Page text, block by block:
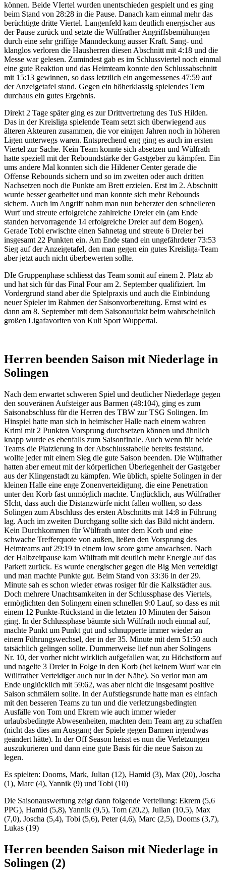
können. Beide VIertel wurden unentschieden gespielt und es ging
beim Stand von 28:28 in die Pause. Danach kam einmal mehr das
berüchtigte dritte Viertel. Langenfeld kam deutlich energischer aus
der Pause zurück und setzte die Wülfrather Angriffsbemühungen
durch eine sehr griffige Manndeckung ausser Kraft. Sang- und
klanglos verloren die Hausherren diesen Abschnitt mit 4:18 und die
Messe war gelesen. Zumindest gab es im Schlussviertel noch einmal
eine gute Reaktion und das Heimteam konnte den Schlussabschnitt
mit 15:13 gewinnen, so dass letztlich ein angemessenes 47:59 auf
der Anzeigetafel stand. Gegen ein höherklassig spielendes Tem
durchaus ein gutes Ergebnis.
Direkt 2 Tage später ging es zur Drittvertretung des TuS Hilden.
Das in der Kreisliga spielende Team setzt sich überwiegend aus
älteren Akteuren zusammen, die vor einigen Jahren noch in höheren
Ligen unterwegs waren. Entsprechend eng ging es auch im ersten
Viertel zur Sache. Kein Team konnte sich absetzen und Wülfrath
hatte speziell mit der Reboundstärke der Gastgeber zu kämpfen. Ein
ums andere Mal konnten sich die Hildener Center gerade die
Offense Rebounds sichern und so im zweiten oder auch dritten
Nachsetzen noch die Punkte am Brett erzielen. Erst im 2. Abschnitt
wurde besser gearbeitet und man konnte sich mehr Rebounds
sichern. Auch im Angriff nahm man nun beherzter den schnelleren
Wurf und streute erfolgreiche zahlreiche Dreier ein (am Ende
standen hervorragende 14 erfolgreiche Dreier auf dem Bogen).
Gerade Tobi erwischte einen Sahnetag und streute 6 Dreier bei
insgesamt 22 Punkten ein. Am Ende stand ein ungefährdeter 73:53
Sieg auf der Anzeigetafel, den man gegen ein gutes Kreisliga-Team
aber jetzt auch nicht überbewerten sollte.
DIe Gruppenphase schliesst das Team somit auf einem 2. Platz ab
und hat sich für das Final Four am 2. September qualifiziert. Im
Vordergrund stand aber die Spielpraxis und auch die Einbindung
neuer Spieler im Rahmen der Saisonvorbereitung. Ernst wird es
dann am 8. September mit dem Saisonauftakt beim wahrscheinlich
großen Ligafavoriten von Kult Sport Wuppertal.
Herren beenden Saison mit Niederlage in
Solingen
Nach dem erwartet schweren Spiel und deutlicher Niederlage gegen
den souveränen Aufsteiger aus Barmen (48:104), ging es zum
Saisonabschluss für die Herren des TBW zur TSG Solingen. Im
Hinspiel hatte man sich in heimischer Halle nach einem wahren
Krimi mit 2 Punkten Vorsprung durchsetzen können und ähnlich
knapp wurde es ebenfalls zum Saisonfinale. Auch wenn für beide
Teams die Platzierung in der Abschlusstabelle bereits feststand,
wollte jeder mit einem Sieg die gute Saison beenden. Die Wülfrather
hatten aber erneut mit der körperlichen Überlegenheit der Gastgeber
aus der Klingenstadt zu kämpfen. Wie üblich, spielte Solingen in der
kleinen Halle eine enge Zonenverteidigung, die eine Penetration
unter den Korb fast unmöglich machte. Unglücklich, aus Wülfrather
SIcht, dass auch die Distanzwürfe nicht fallen wollten, so dass
Solingen zum Abschluss des ersten Abschnitts mit 14:8 in Führung
lag. Auch im zweiten Durchgang sollte sich das Bild nicht ändern.
Kein Durchkommen für Wülfrath unter dem Korb und eine
schwache Trefferquote von außen, ließen den Vorsprung des
Heimteams auf 29:19 in einem low score game anwachsen. Nach
der Halbzeitpause kam Wülfrath mit deutlich mehr Energie auf das
Parkett zurück. Es wurde energischer gegen die Big Men verteidigt
und man machte Punkte gut. Beim Stand von 33:36 in der 29.
Minute sah es schon wieder etwas rosiger für die Kalkstädter aus.
Doch mehrere Unachtsamkeiten in der Schlussphase des Viertels,
ermöglichten den Solingern einen schnellen 9:0 Lauf, so dass es mit
einem 12 Punkte-Rückstand in die letzten 10 Minuten der Saison
ging. In der Schlussphase bäumte sich Wülfrath noch einmal auf,
machte Punkt um Punkt gut und schnupperte immer wieder an
einem Führungswechsel, der in der 35. Minute mit dem 51:50 auch
tatsächlich gelingen sollte. Dummerweise lief nun aber Solingens
Nr. 10, der vorher nicht wirklich aufgefallen war, zu Höchstform auf
und nagelte 3 Dreier in Folge in den Korb (bei keinem Wurf war ein
Wülfrather Verteidiger auch nur in der Nähe). So verlor man am
Ende unglücklich mit 59:62, was aber nicht die insgesamt positive
Saison schmälern sollte. In der Aufstiegsrunde hatte man es einfach
mit den besseren Teams zu tun und die verletzungsbedingten
Ausfälle von Tom und Ekrem wie auch immer wieder
urlaubsbedingte Abwesenheiten, machten dem Team arg zu schaffen
(nicht das dies am Ausgang der Spiele gegen Barmen irgendwas
geändert hätte). In der Off Season heisst es nun die Verletzungen
auszukurieren und dann eine gute Basis für die neue Saison zu
legen.
Es spielten: Dooms, Mark, Julian (12), Hamid (3), Max (20), Joscha
(1), Marc (4), Yannik (9) und Tobi (10)
Die Saisonauswertung zeigt dann folgende Verteilung: Ekrem (5,6
PPG), Hamid (5,8), Yannik (9,5), Tom (20,2), Julian (10,5), Max
(7,0), Joscha (5,4), Tobi (5,6), Peter (4,6), Marc (2,5), Dooms (3,7),
Lukas (19)
Herren beenden Saison mit Niederlage in
Solingen (2)